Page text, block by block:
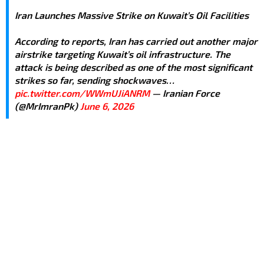
Iran Launches Massive Strike on Kuwait’s Oil Facilities
According to reports, Iran has carried out another major
airstrike targeting Kuwait’s oil infrastructure. The
attack is being described as one of the most significant
strikes so far, sending shockwaves…
pic.twitter.com/WWmUJiANRM— Iranian Force
(@MrImranPk) June 6, 2026